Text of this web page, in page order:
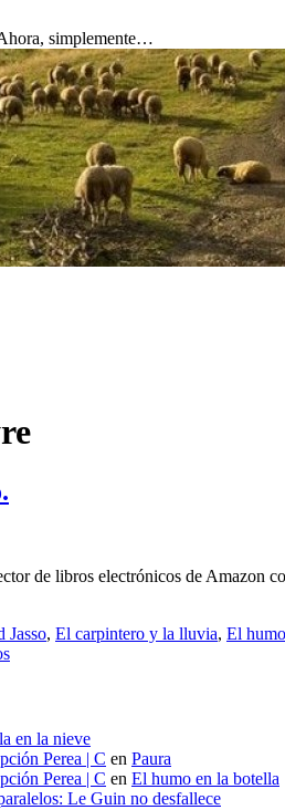
simplemente…
de libros electrónicos de
Jasso, El carpintero y la lluvia, El
en la nieve
Perea | C en Paura
Perea | C en El humo en la botella
Le Guin no desfallece